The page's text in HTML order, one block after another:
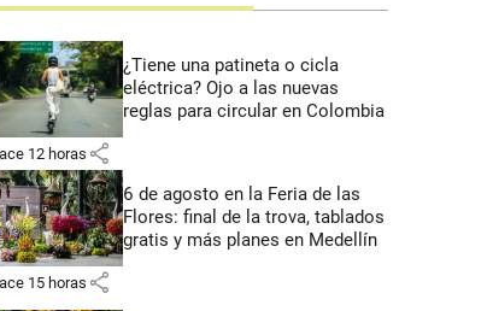
¿Tiene una patineta o cicla
eléctrica? Ojo a las nuevas
reglas para circular en Colombia
12 horas share
6 de agosto en la Feria de las
Flores: final de la trova, tablados
gratis y más planes en Medellín
15 horas share